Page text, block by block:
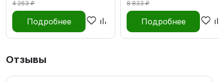
4 263 ₽
Подробнее
8 833 ₽
Подробнее
Отзывы